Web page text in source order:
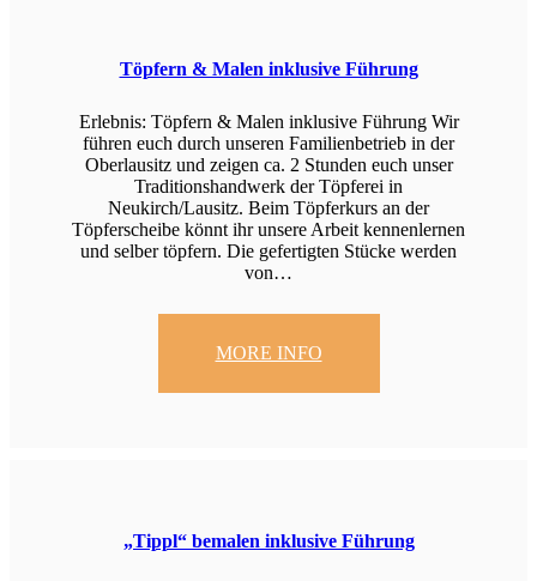
Töpfern & Malen inklusive Führung
Erlebnis: Töpfern & Malen inklusive Führung Wir
führen euch durch unseren Familienbetrieb in der
Oberlausitz und zeigen ca. 2 Stunden euch unser
Traditionshandwerk der Töpferei in
Neukirch/Lausitz. Beim Töpferkurs an der
Töpferscheibe könnt ihr unsere Arbeit kennenlernen
und selber töpfern. Die gefertigten Stücke werden
von…
MORE INFO
„Tippl“ bemalen inklusive Führung